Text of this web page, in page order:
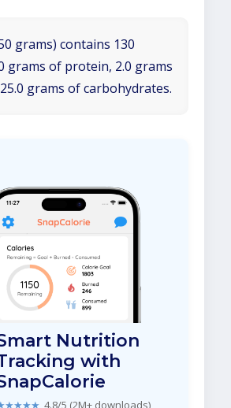
grams) contains 130
grams of protein, 2.0 grams
grams of carbohydrates.
Nutrition
with